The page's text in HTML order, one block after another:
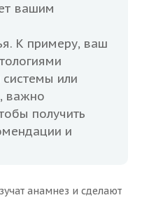
вашим
К примеру, ваш
или
важно
получить
и
анамнез и сделают